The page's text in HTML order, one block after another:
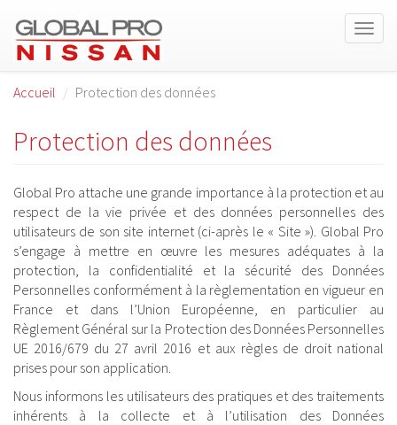
Accueil Protection des données
Protection des données
Global Pro attache une grande importance à la protection et au
respect de la vie privée et des données personnelles des
utilisateurs de son site internet (ci-après le « Site »). Global Pro
s’engage à mettre en œuvre les mesures adéquates à la
protection, la confidentialité et la sécurité des Données
Personnelles conformément à la règlementation en vigueur en
France et dans l’Union Européenne, en particulier au
Règlement Général sur la Protection des Données Personnelles
UE 2016/679 du 27 avril 2016 et aux règles de droit national
prises pour son application.
Nous informons les utilisateurs des pratiques et des traitements
inhérents à la collecte et à l’utilisation des Données